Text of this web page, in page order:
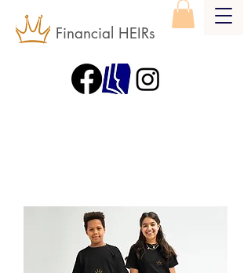
Financial HEIRs